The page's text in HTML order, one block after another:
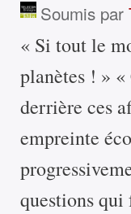
Soumis par
« Si tout le
planètes ! »
derrière ces
empreinte
questions